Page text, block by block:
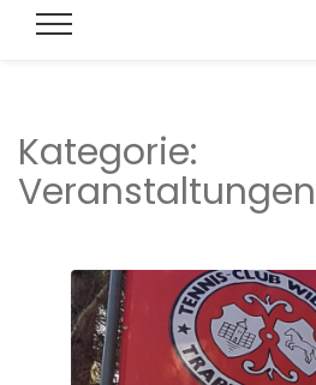
Kategorie:
Veranstaltungen